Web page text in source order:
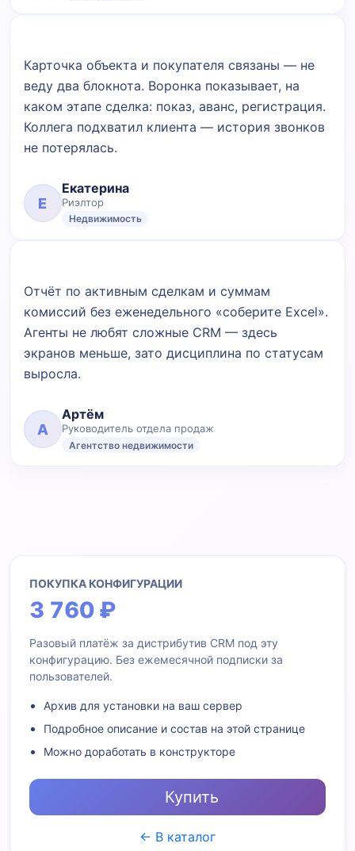
Карточка объекта и покупателя связаны — не
веду два блокнота. Воронка показывает, на
каком этапе сделка: показ, аванс, регистрация.
Коллега подхватил клиента — история звонков
не потерялась.
Е
Екатерина
Риэлтор
Недвижимость
Отчёт по активным сделкам и суммам
комиссий без еженедельного «соберите Excel».
Агенты не любят сложные CRM — здесь
экранов меньше, зато дисциплина по статусам
выросла.
А
Артём
Руководитель отдела продаж
Агентство недвижимости
ПОКУПКА КОНФИГУРАЦИИ
3 760 ₽
Разовый платёж за дистрибутив CRM под эту
конфигурацию. Без ежемесячной подписки за
пользователей.
Архив для установки на ваш сервер
Подробное описание и состав на этой странице
Можно доработать в конструкторе
Купить
← В каталог